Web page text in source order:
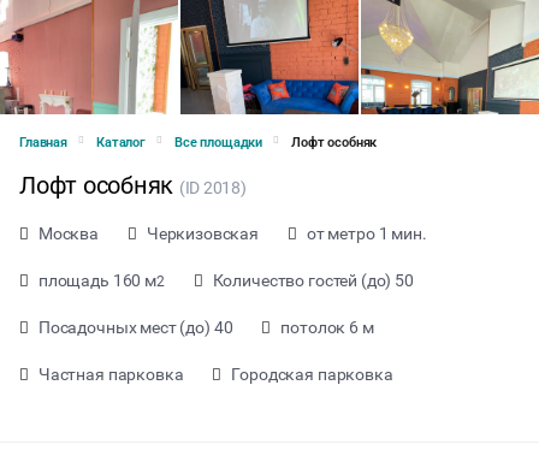
Главная Каталог Все площадки Лофт особняк
Лофт особняк (ID 2018)
Москва Черкизовская от метро 1 мин.
площадь 160 м2 Количество гостей (до) 50
Посадочных мест (до) 40 потолок 6 м
Частная парковка Городская парковка